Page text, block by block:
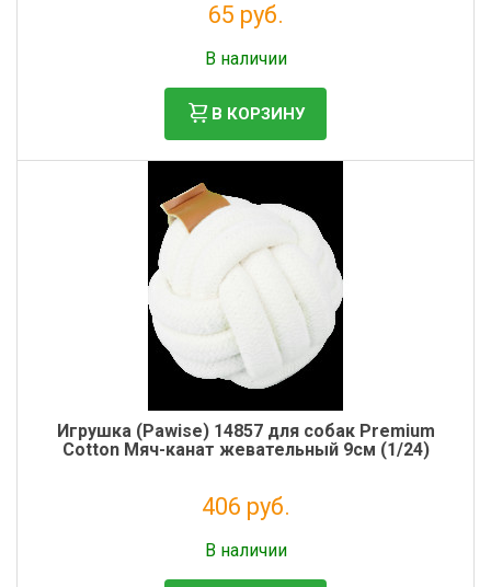
65 руб.
В наличии
В КОРЗИНУ
Игрушка (Pawise) 14857 для собак Premium
Cotton Мяч-канат жевательный 9см (1/24)
406 руб.
В наличии